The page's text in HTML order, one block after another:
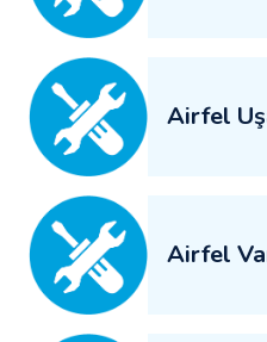
Airfel
Airfel